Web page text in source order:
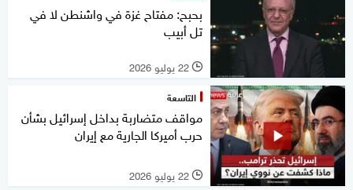
بحبح: مفتاح غزة في واشنطن لا في
تل أبيب
l 22 يوليو 2026
التاسعة
مواقف متضاربة بداخل إسرائيل بشأن
حرب أميركا الجارية مع إيران
l 22 يوليو 2026